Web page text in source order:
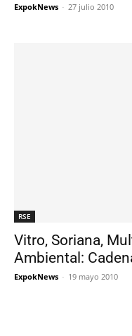
ExpokNews - 27 julio 2010
RSE
Vitro, Soriana,
Ambiental:
ExpokNews - 19 mayo 2010